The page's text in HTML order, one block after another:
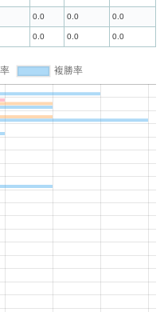
0.0 0.0 0.0
0.0 0.0 0.0